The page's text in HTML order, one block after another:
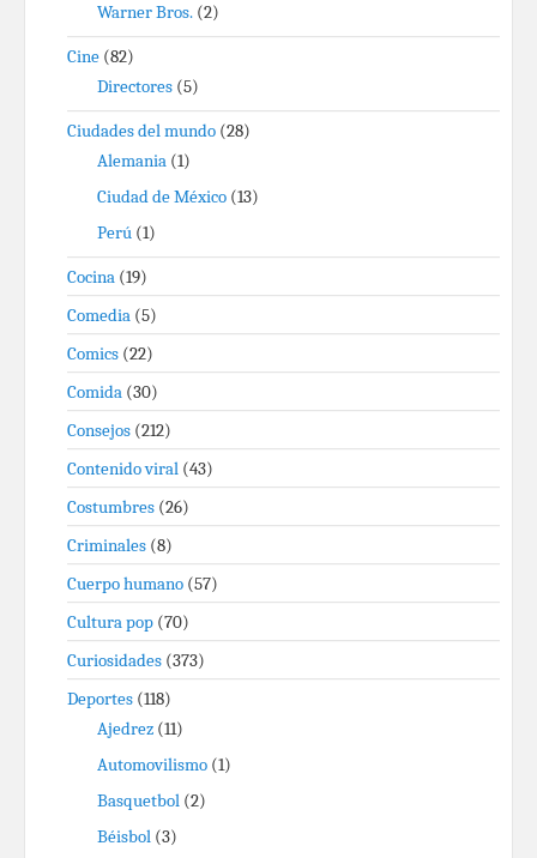
Warner Bros. (2)
Cine (82)
Directores (5)
Ciudades del mundo (28)
Alemania (1)
Ciudad de México (13)
Perú (1)
Cocina (19)
Comedia (5)
Comics (22)
Comida (30)
Consejos (212)
Contenido viral (43)
Costumbres (26)
Criminales (8)
Cuerpo humano (57)
Cultura pop (70)
Curiosidades (373)
Deportes (118)
Ajedrez (11)
Automovilismo (1)
Basquetbol (2)
Béisbol (3)